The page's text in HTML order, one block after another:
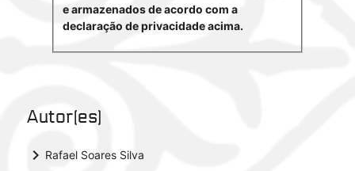
e armazenados de acordo com a
declaração de privacidade acima.
Autor(es)
keyboard_arrow_right Rafael Soares Silva